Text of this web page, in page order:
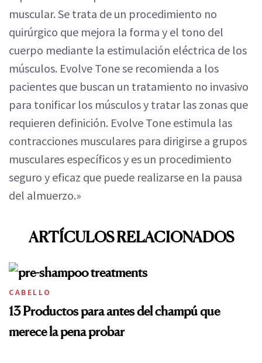
muscular. Se trata de un procedimiento no
quirúrgico que mejora la forma y el tono del
cuerpo mediante la estimulación eléctrica de los
músculos. Evolve Tone se recomienda a los
pacientes que buscan un tratamiento no invasivo
para tonificar los músculos y tratar las zonas que
requieren definición. Evolve Tone estimula las
contracciones musculares para dirigirse a grupos
musculares específicos y es un procedimiento
seguro y eficaz que puede realizarse en la pausa
del almuerzo.»
ARTÍCULOS RELACIONADOS
CABELLO
13 Productos para antes del champú que
merece la pena probar